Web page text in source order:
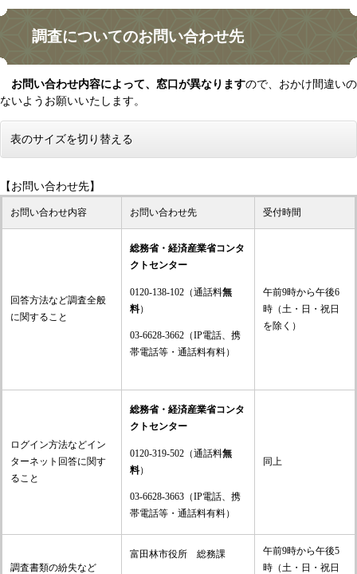
調査についてのお問い合わせ先
お問い合わせ内容によって、窓口が異なりますので、おかけ間違いの
ないようお願いいたします。
表のサイズを切り替える
【お問い合わせ先】
お問い合わせ内容 お問い合わせ先 受付時間
回答方法など調査全般
に関すること
総務省・経済産業省コンタ
クトセンター
0120-138-102（通話料無
料）
03-6628-3662（IP電話、携
帯電話等・通話料有料）
午前9時から午後6
時（土・日・祝日
を除く）
ログイン方法などイン
ターネット回答に関す
ること
総務省・経済産業省コンタ
クトセンター
0120-319-502（通話料無
料）
03-6628-3663（IP電話、携
帯電話等・通話料有料）
同上
調査書類の紛失など
富田林市役所 総務課
午前9時から午後5
時（土・日・祝日